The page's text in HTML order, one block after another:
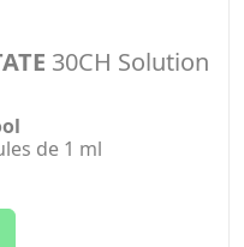
30CH Solution
de 1 ml